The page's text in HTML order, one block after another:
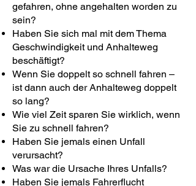
gefahren, ohne angehalten worden zu
sein?
Haben Sie sich mal mit dem Thema
Geschwindigkeit und Anhalteweg
beschäftigt?
Wenn Sie doppelt so schnell fahren –
ist dann auch der Anhalteweg doppelt
so lang?
Wie viel Zeit sparen Sie wirklich, wenn
Sie zu schnell fahren?
Haben Sie jemals einen Unfall
verursacht?
Was war die Ursache Ihres Unfalls?
Haben Sie jemals Fahrerflucht